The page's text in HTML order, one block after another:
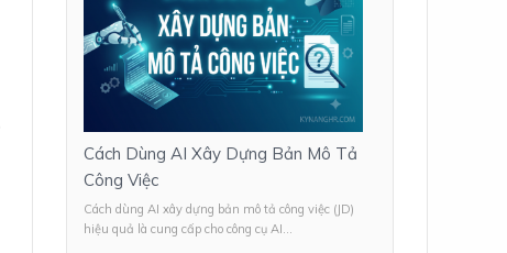
Cách Dùng AI Xây Dựng Bản Mô Tả
Công Việc
Cách dùng AI xây dựng bản mô tả công việc (JD)
hiệu quả là cung cấp cho công cụ AI...